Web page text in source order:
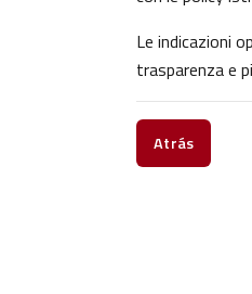
Le indicazioni
trasparenza e
Atrás